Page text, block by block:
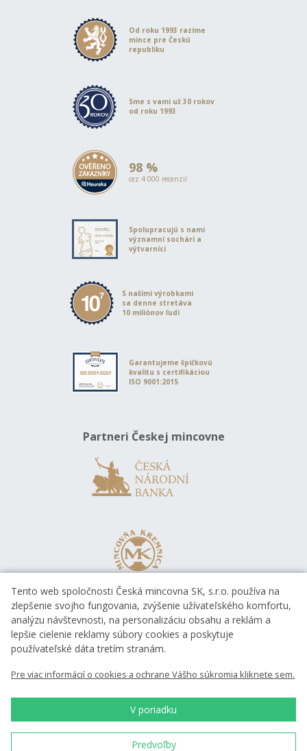
Od roku 1993 razíme
mince pre Českú
republiku
Sme s vami už 30 rokov
od roku 1993
98 %
cez 4 000 recenzií
Spolupracujú s nami
významní sochári a
výtvarníci
S našimi výrobkami
sa denne stretáva
10 miliónov ľudí
Garantujeme špičkovú
kvalitu s certifikáciou
ISO 9001:2015
Partneri Českej mincovne
Tento web spoločnosti Česká mincovna SK, s.r.o. používa na
zlepšenie svojho fungovania, zvýšenie užívateľského komfortu,
analýzu návštevnosti, na personalizáciu obsahu a reklám a
lepšie cielenie reklamy súbory cookies a poskytuje
používateľské dáta tretím stranám.
Pre viac informácií o cookies a ochrane Vášho súkromia kliknete sem.
V poriadku
Predvoľby